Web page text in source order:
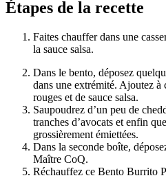
Étapes de la recette
Faites chauffer dans une
la sauce salsa.
Dans le bento, déposez
dans une extrémité. Ajoutez à
rouges et de sauce salsa.
Saupoudrez d’un peu de
tranches d’avocats et enfin
grossièrement émiettées.
Dans la seconde boîte,
Maître CoQ.
Réchauffez ce Bento Burrito